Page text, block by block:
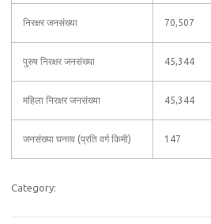
निरक्षर जनसंख्या 70,507
पुरुष निरक्षर जनसंख्या 45,344
महिला निरक्षर जनसंख्या 45,344
जनसंख्या घनत्व (प्रति वर्ग किमी) 147
Category: